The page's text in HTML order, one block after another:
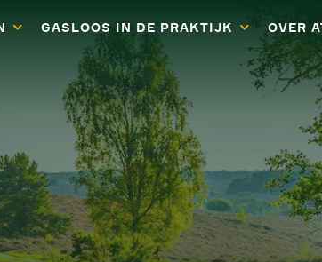
GASLOOS IN DE PRAKTIJK OVER